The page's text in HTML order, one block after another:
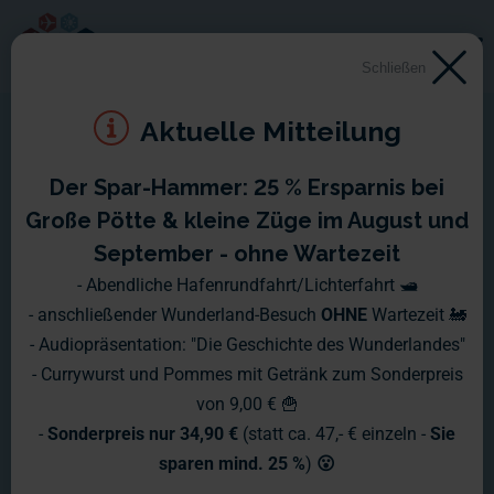
Schließen
Aktuelle Mitteilung
Der Spar-Hammer: 25 % Ersparnis bei
Große Pötte & kleine Züge im August und
September - ohne Wartezeit
- Abendliche Hafenrundfahrt/Lichterfahrt 🛥️
- anschließender Wunderland-Besuch OHNE Wartezeit 🚂
- Audiopräsentation: "Die Geschichte des Wunderlandes"
- Currywurst und Pommes mit Getränk zum Sonderpreis
von 9,00 € 🍟
- Sonderpreis nur 34,90 € (statt ca. 47,- € einzeln - Sie
sparen mind. 25 %) 😮